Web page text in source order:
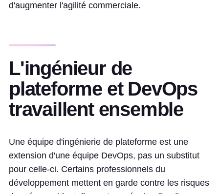
d'augmenter l'agilité commerciale.
L'ingénieur de
plateforme et DevOps
travaillent ensemble
Une équipe d'ingénierie de plateforme est une
extension d'une équipe DevOps, pas un substitut
pour celle-ci. Certains professionnels du
développement mettent en garde contre les risques